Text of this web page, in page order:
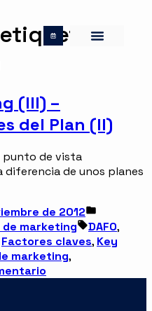
(III) –
del Plan (II)
punto de vista
diferencia de unos planes
de 2012
de marketing DAFO,
Factores claves, Key
marketing,